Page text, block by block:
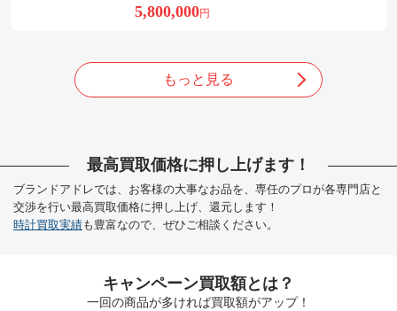
5,800,000円
もっと見る
最高買取価格に押し上げます！
ブランドアドレでは、お客様の大事なお品を、専任のプロが各専門店と
交渉を行い最高買取価格に押し上げ、還元します！
時計買取実績も豊富なので、ぜひご相談ください。
キャンペーン買取額とは？
一回の商品が多ければ買取額がアップ！